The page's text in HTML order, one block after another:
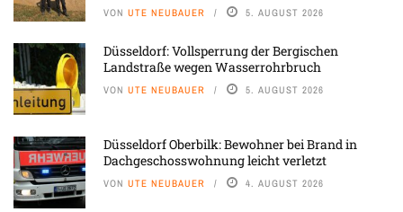
VON UTE NEUBAUER 5. AUGUST 2026
Düsseldorf: Vollsperrung der Bergischen
Landstraße wegen Wasserrohrbruch
VON UTE NEUBAUER 5. AUGUST 2026
Düsseldorf Oberbilk: Bewohner bei Brand in
Dachgeschosswohnung leicht verletzt
VON UTE NEUBAUER 4. AUGUST 2026